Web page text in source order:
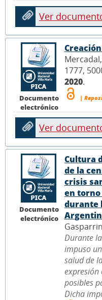
Ver
Documento
electrónico
1777,
2020.
|
Ver
Documento
electrónico
Cultura
de la
crisis
en torno
durante
Durante
impuso
salud de
expresión
posibles
Dicha